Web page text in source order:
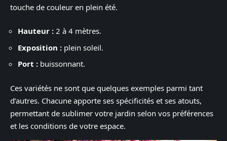
touche de couleur en plein été.
Hauteur : 2 à 4 mètres.
Exposition : plein soleil.
Port : buissonnant.
Ces variétés ne sont que quelques exemples parmi tant
d’autres. Chacune apporte ses spécificités et ses atouts,
permettant de sublimer votre jardin selon vos préférences
et les conditions de votre espace.